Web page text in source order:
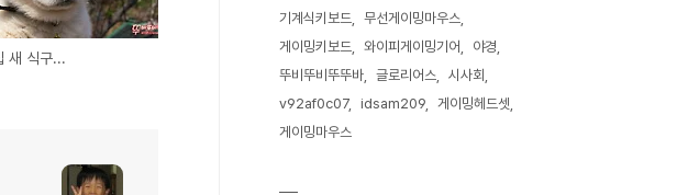
새 식구...
기계식키보드
무선게이밍마우스
게이밍키보드
와이피게이밍기어
야경
뚜비뚜비뚜뚜바
글로리어스
시사회
v92af0c07
idsam209
게이밍헤드셋
게이밍마우스